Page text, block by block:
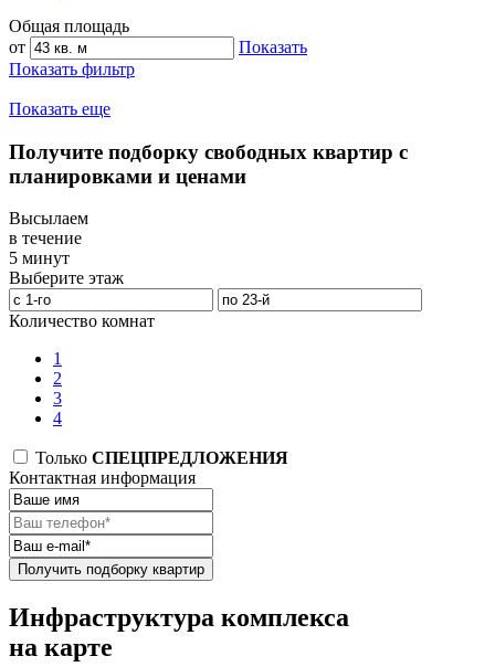
Общая площадь
от
Показать
Показать фильтр
Показать еще
Получите подборку свободных квартир с
планировками и ценами
Высылаем
в течение
5 минут
Выберите этаж
Количество комнат
1
2
3
4
Только СПЕЦПРЕДЛОЖЕНИЯ
Контактная информация
Получить подборку квартир
Инфраструктура комплекса
на карте